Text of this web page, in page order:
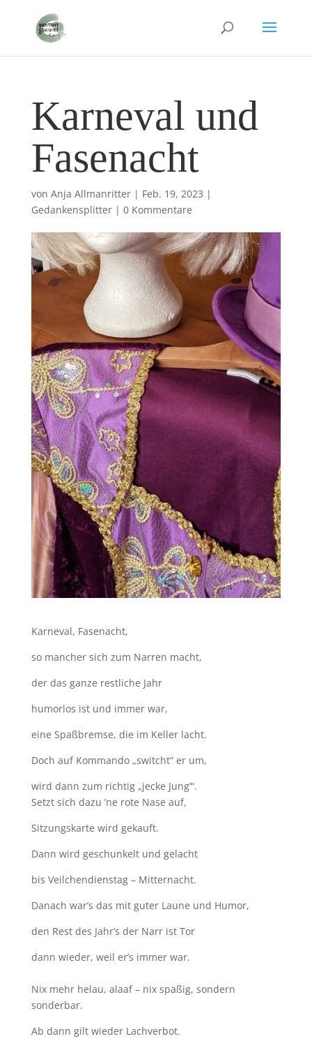
Karneval und
Fasenacht
von Anja Allmanritter| Feb. 19, 2023 |
Gedankensplitter| 0 Kommentare
Karneval, Fasenacht,
so mancher sich zum Narren macht,
der das ganze restliche Jahr
humorlos ist und immer war,
eine Spaßbremse, die im Keller lacht.
Doch auf Kommando „switcht“ er um,
wird dann zum richtig „jecke Jung’“.
Setzt sich dazu ’ne rote Nase auf,
Sitzungskarte wird gekauft.
Dann wird geschunkelt und gelacht
bis Veilchendienstag – Mitternacht.
Danach war’s das mit guter Laune und Humor,
den Rest des Jahr’s der Narr ist Tor
dann wieder, weil er’s immer war.
Nix mehr helau, alaaf – nix spaßig, sondern
sonderbar.
Ab dann gilt wieder Lachverbot.